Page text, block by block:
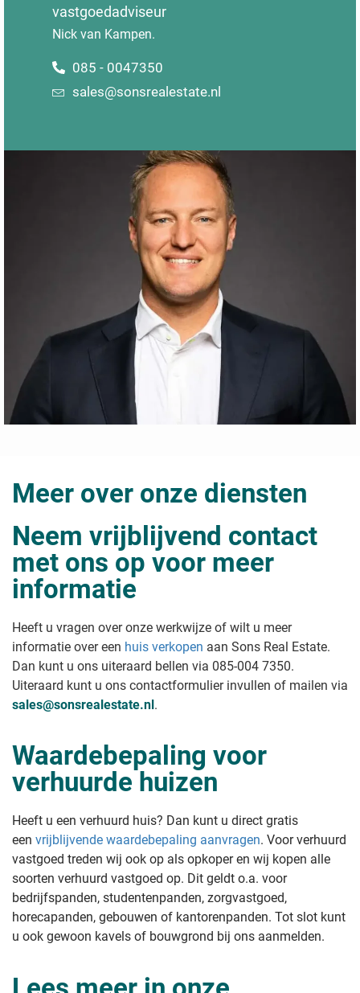
vastgoedadviseur
Nick van Kampen.
085 - 0047350
sales@sonsrealestate.nl
Meer over onze diensten
Neem vrijblijvend contact
met ons op voor meer
informatie
Heeft u vragen over onze werkwijze of wilt u meer
informatie over een huis verkopen aan Sons Real Estate.
Dan kunt u ons uiteraard bellen via 085-004 7350.
Uiteraard kunt u ons contactformulier invullen of mailen via
sales@sonsrealestate.nl.
Waardebepaling voor
verhuurde huizen
Heeft u een verhuurd huis? Dan kunt u direct gratis
een vrijblijvende waardebepaling aanvragen. Voor verhuurd
vastgoed treden wij ook op als opkoper en wij kopen alle
soorten verhuurd vastgoed op. Dit geldt o.a. voor
bedrijfspanden, studentenpanden, zorgvastgoed,
horecapanden, gebouwen of kantorenpanden. Tot slot kunt
u ook gewoon kavels of bouwgrond bij ons aanmelden.